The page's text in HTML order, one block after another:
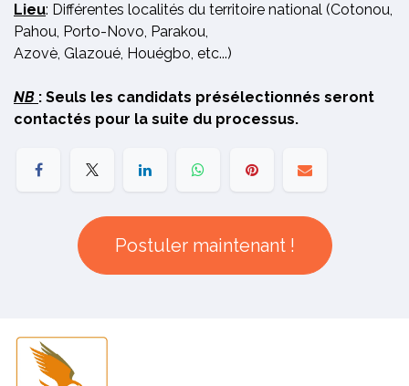
Lieu: Différentes localités du territoire national (Cotonou,
Pahou, Porto-Novo, Parakou,
Azovè, Glazoué, Houégbo, etc...)
NB : Seuls les candidats présélectionnés seront
contactés pour la suite du processus.
Postuler maintenant !